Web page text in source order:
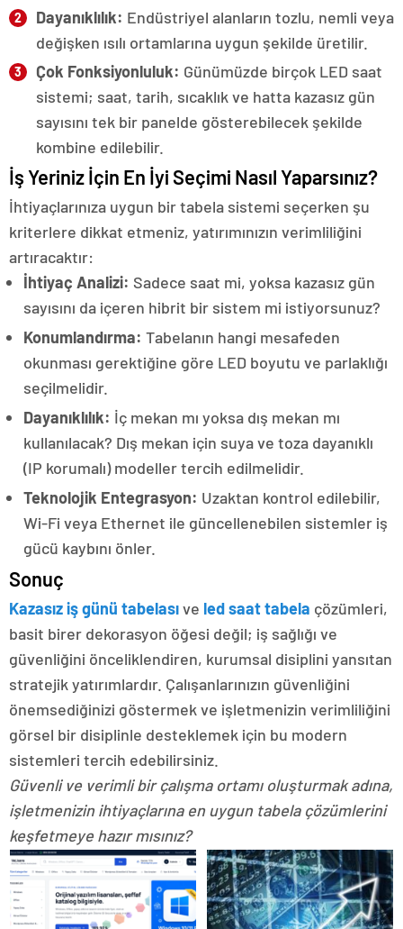
Dayanıklılık: Endüstriyel alanların tozlu, nemli veya
değişken ısılı ortamlarına uygun şekilde üretilir.
Çok Fonksiyonluluk: Günümüzde birçok LED saat
sistemi; saat, tarih, sıcaklık ve hatta kazasız gün
sayısını tek bir panelde gösterebilecek şekilde
kombine edilebilir.
İş Yeriniz İçin En İyi Seçimi Nasıl Yaparsınız?
İhtiyaçlarınıza uygun bir tabela sistemi seçerken şu
kriterlere dikkat etmeniz, yatırımınızın verimliliğini
artıracaktır:
İhtiyaç Analizi: Sadece saat mi, yoksa kazasız gün
sayısını da içeren hibrit bir sistem mi istiyorsunuz?
Konumlandırma: Tabelanın hangi mesafeden
okunması gerektiğine göre LED boyutu ve parlaklığı
seçilmelidir.
Dayanıklılık: İç mekan mı yoksa dış mekan mı
kullanılacak? Dış mekan için suya ve toza dayanıklı
(IP korumalı) modeller tercih edilmelidir.
Teknolojik Entegrasyon: Uzaktan kontrol edilebilir,
Wi-Fi veya Ethernet ile güncellenebilen sistemler iş
gücü kaybını önler.
Sonuç
Kazasız iş günü tabelasıve led saat tabela çözümleri,
basit birer dekorasyon öğesi değil; iş sağlığı ve
güvenliğini önceliklendiren, kurumsal disiplini yansıtan
stratejik yatırımlardır. Çalışanlarınızın güvenliğini
önemsediğinizi göstermek ve işletmenizin verimliliğini
görsel bir disiplinle desteklemek için bu modern
sistemleri tercih edebilirsiniz.
Güvenli ve verimli bir çalışma ortamı oluşturmak adına,
işletmenizin ihtiyaçlarına en uygun tabela çözümlerini
keşfetmeye hazır mısınız?